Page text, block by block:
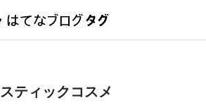
スティックコスメ